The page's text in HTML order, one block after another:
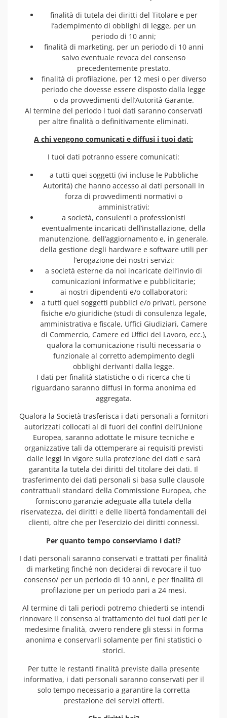
finalità di tutela dei diritti del Titolare e per
l’adempimento di obblighi di legge, per un
periodo di 10 anni;
finalità di marketing, per un periodo di 10 anni
salvo eventuale revoca del consenso
precedentemente prestato.
finalità di profilazione, per 12 mesi o per diverso
periodo che dovesse essere disposto dalla legge
o da provvedimenti dell’Autorità Garante.
Al termine del periodo i tuoi dati saranno conservati
per altre finalità o definitivamente eliminati.
A chi vengono comunicati e diffusi i tuoi dati:
I tuoi dati potranno essere comunicati:
a tutti quei soggetti (ivi incluse le Pubbliche
Autorità) che hanno accesso ai dati personali in
forza di provvedimenti normativi o
amministrativi;
a società, consulenti o professionisti
eventualmente incaricati dell’installazione, della
manutenzione, dell’aggiornamento e, in generale,
della gestione degli hardware e software utili per
l’erogazione dei nostri servizi;
a società esterne da noi incaricate dell’invio di
comunicazioni informative e pubblicitarie;
ai nostri dipendenti e/o collaboratori;
a tutti quei soggetti pubblici e/o privati, persone
fisiche e/o giuridiche (studi di consulenza legale,
amministrativa e fiscale, Uffici Giudiziari, Camere
di Commercio, Camere ed Uffici del Lavoro, ecc.),
qualora la comunicazione risulti necessaria o
funzionale al corretto adempimento degli
obblighi derivanti dalla legge.
I dati per finalità statistiche o di ricerca che ti
riguardano saranno diffusi in forma anonima ed
aggregata.
Qualora la Società trasferisca i dati personali a fornitori
autorizzati collocati al di fuori dei confini dell’Unione
Europea, saranno adottate le misure tecniche e
organizzative tali da ottemperare ai requisiti previsti
dalle leggi in vigore sulla protezione dei dati e sarà
garantita la tutela dei diritti del titolare dei dati. Il
trasferimento dei dati personali si basa sulle clausole
contrattuali standard della Commissione Europea, che
forniscono garanzie adeguate alla tutela della
riservatezza, dei diritti e delle libertà fondamentali dei
clienti, oltre che per l’esercizio dei diritti connessi.
Per quanto tempo conserviamo i dati?
I dati personali saranno conservati e trattati per finalità
di marketing finché non deciderai di revocare il tuo
consenso/ per un periodo di 10 anni, e per finalità di
profilazione per un periodo pari a 24 mesi.
Al termine di tali periodi potremo chiederti se intendi
rinnovare il consenso al trattamento dei tuoi dati per le
medesime finalità, ovvero rendere gli stessi in forma
anonima e conservarli solamente per fini statistici o
storici.
Per tutte le restanti finalità previste dalla presente
informativa, i dati personali saranno conservati per il
solo tempo necessario a garantire la corretta
prestazione dei servizi offerti.